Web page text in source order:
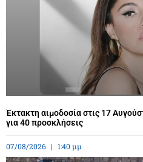
Έκτακτη αιμοδοσία στις 17
για 40 προσκλήσεις
07/08/2026 1:40 μμ